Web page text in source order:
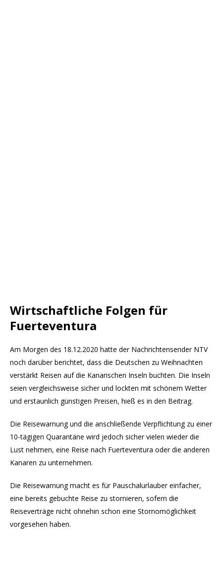
Wirtschaftliche Folgen für
Fuerteventura
Am Morgen des 18.12.2020 hatte der Nachrichtensender NTV
noch darüber berichtet, dass die Deutschen zu Weihnachten
verstärkt Reisen auf die Kanarischen Inseln buchten. Die Inseln
seien vergleichsweise sicher und lockten mit schönem Wetter
und erstaunlich günstigen Preisen, hieß es in den Beitrag.
Die Reisewarnung und die anschließende Verpflichtung zu einer
10-tägigen Quarantäne wird jedoch sicher vielen wieder die
Lust nehmen, eine Reise nach Fuerteventura oder die anderen
Kanaren zu unternehmen.
Die Reisewarnung macht es für Pauschalurlauber einfacher,
eine bereits gebuchte Reise zu stornieren, sofern die
Reiseverträge nicht ohnehin schon eine Stornomöglichkeit
vorgesehen haben.